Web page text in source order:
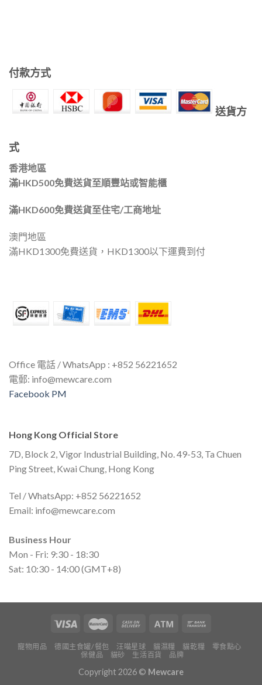
付款方式
送貨方
式
香港地區
滿HKD500免費送貨至順豐站或智能櫃
滿HKD600免費送貨至住宅/工商地址
澳門地區
滿HKD1300免費送貨，HKD1300以下運費到付
Office 電話 / WhatsApp : +852 56221652
電郵: info@mewcare.com
Facebook PM
Hong Kong Official Store
7D, Block 2, Vigor Industrial Building, No. 49-53, Ta Chuen
Ping Street, Kwai Chung, Hong Kong
Tel / WhatsApp: +852 56221652
Email: info@mewcare.com
Business Hour
Mon - Fri: 9:30 - 18:30
Sat: 10:30 - 14:00 (GMT+8)
寵物用品 德國主食罐/餐包 汪喵星球 貓濕糧 貓乾糧
零食點心
保健品
貓砂 生活百貨 品牌
Copyright 2026 © Mewcare